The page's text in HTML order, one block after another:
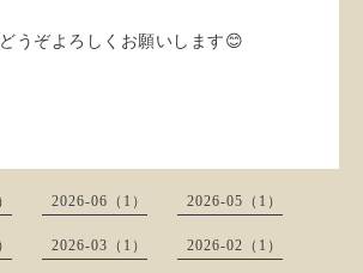
うぞよろしくお願いします😊
2026-06（1） 2026-05（1）
2026-03（1） 2026-02（1）